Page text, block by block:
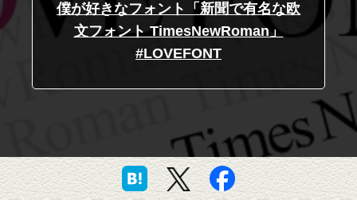
僕が好きなフォント「新聞で有名な欧
文フォント TimesNewRoman」
#LOVEFONT